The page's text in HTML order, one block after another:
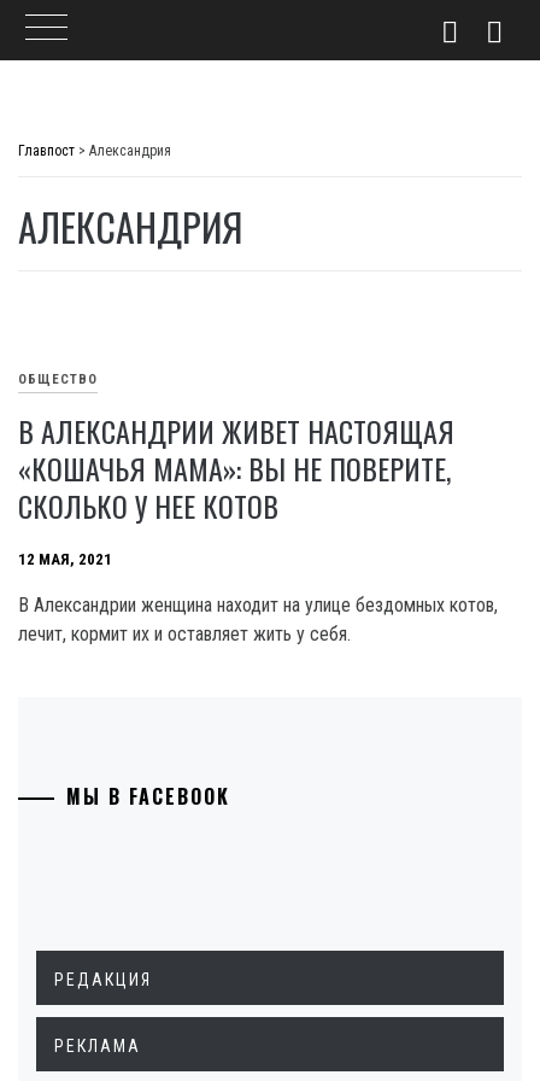
Главпост > Александрия
АЛЕКСАНДРИЯ
ОБЩЕСТВО
В АЛЕКСАНДРИИ ЖИВЕТ НАСТОЯЩАЯ
«КОШАЧЬЯ МАМА»: ВЫ НЕ ПОВЕРИТЕ,
СКОЛЬКО У НЕЕ КОТОВ
12 МАЯ, 2021
В Александрии женщина находит на улице бездомных котов,
лечит, кормит их и оставляет жить у себя.
МЫ В FACEBOOK
РЕДАКЦИЯ
РЕКЛАМА